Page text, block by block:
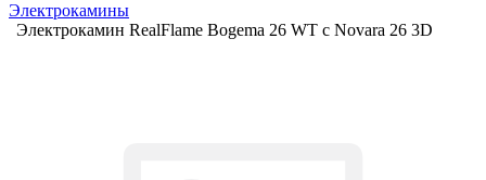
Электрокамины
Электрокамин RealFlame Bogema 26 WT с Novara 26 3D